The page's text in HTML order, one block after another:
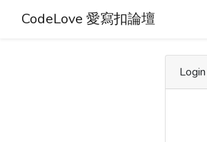
CodeLove 愛寫扣論壇
Login